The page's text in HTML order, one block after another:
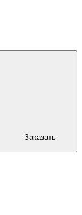
Заказать